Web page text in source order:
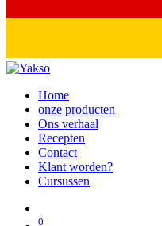
Home
onze producten
Ons verhaal
Recepten
Contact
Klant worden?
Cursussen
0